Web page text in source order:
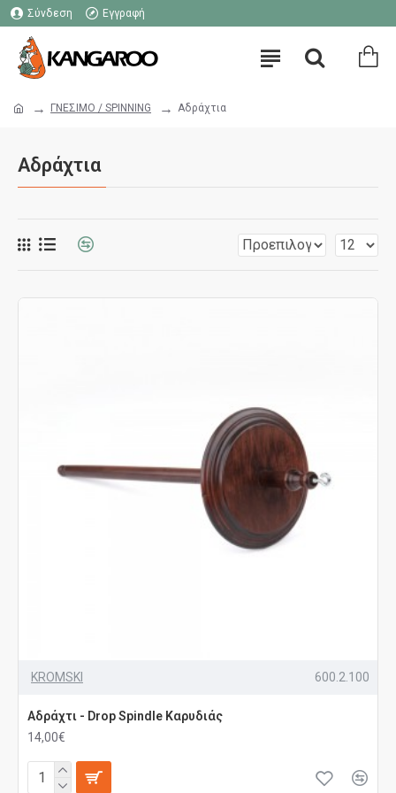
Σύνδεση Εγγραφή
ΓΝΕΣΙΜΟ / SPINNING Αδράχτια
Αδράχτια
KROMSKI 600.2.100
Αδράχτι - Drop Spindle Καρυδιάς
14,00€